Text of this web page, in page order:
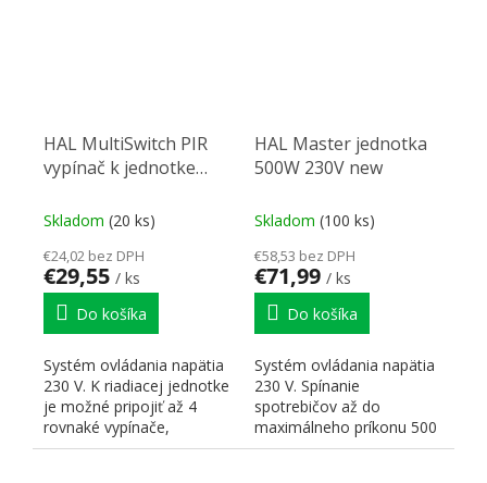
HAL MultiSwitch PIR
vypínač k jednotke
Skladom (20 ks)
€24,02 bez DPH
€29,55 / ks
Do košíka
Systém ovládania napätia
230 V. K riadiacej jednotke
je možné pripojiť až 4
rovnaké vypínače,
kombinácia rôznych...
HAL Master jednotka
500W 230V new
Skladom (100 ks)
€58,53 bez DPH
€71,99 / ks
Do košíka
Systém ovládania napätia
230 V. Spínanie
spotrebičov až do
maximálneho príkonu 500
W, 230 V AC